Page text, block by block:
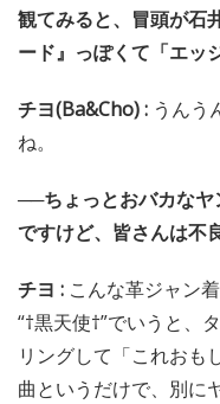
観てみると、冒頭が石
ード』っぽくて「エッ
チヨ(Ba&Cho) : うんう
ね。
──ちょっとおバカなヤ
ですけど、皆さんは不
チヨ : こんな革ジャン
“†黒天使†”でいうと、
リングして「これおも
曲というだけで、別に